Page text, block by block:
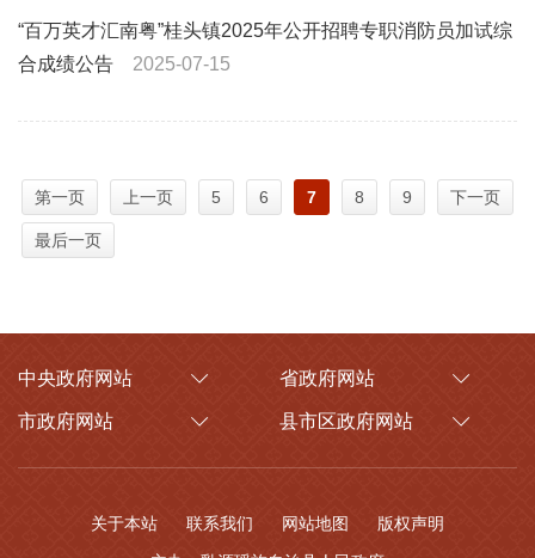
“百万英才汇南粤”桂头镇2025年公开招聘专职消防员加试综
合成绩公告
2025-07-15
第一页 上一页 5 6 7 8 9 下一页
最后一页
中央政府网站 省政府网站
市政府网站 县市区政府网站
关于本站 联系我们 网站地图
版权声明